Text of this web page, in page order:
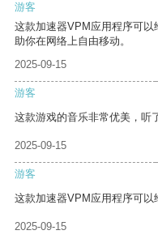
游客
这款加速器VPM应用程序可
助你在网络上自由移动。
2025-09-15
游客
这款游戏的音乐非常优美，听
2025-09-15
游客
这款加速器VPM应用程序可以
2025-09-15